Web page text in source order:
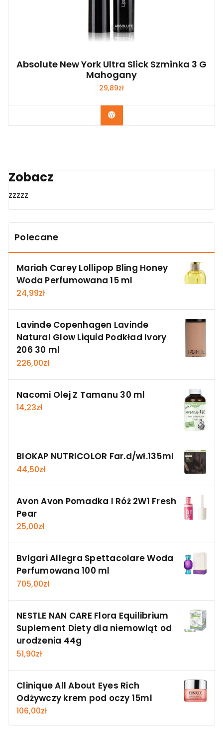
Absolute New York Ultra Slick Szminka 3 G
Mahogany
29,89zł
Zobacz
Zobacz
zzzzz
Polecane
Mariah Carey Lollipop Bling Honey
Woda Perfumowana 15 ml
24,99zł
Lavinde Copenhagen Lavinde
Natural Glow Liquid Podkład Ivory
206 30 ml
226,00zł
Nacomi Olej Z Tamanu 30 ml
14,23zł
BIOKAP NUTRICOLOR Far.d/wł.135ml
44,50zł
Avon Avon Pomadka I Róż 2W1 Fresh
Pear
25,00zł
Bvlgari Allegra Spettacolare Woda
Perfumowana 100 ml
705,00zł
NESTLE NAN CARE Flora Equilibrium
Suplement Diety dla niemowląt od
urodzenia 44g
51,90zł
Clinique All About Eyes Rich
Odżywczy krem pod oczy 15ml
106,00zł